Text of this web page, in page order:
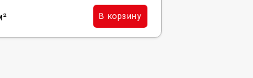
В корзину